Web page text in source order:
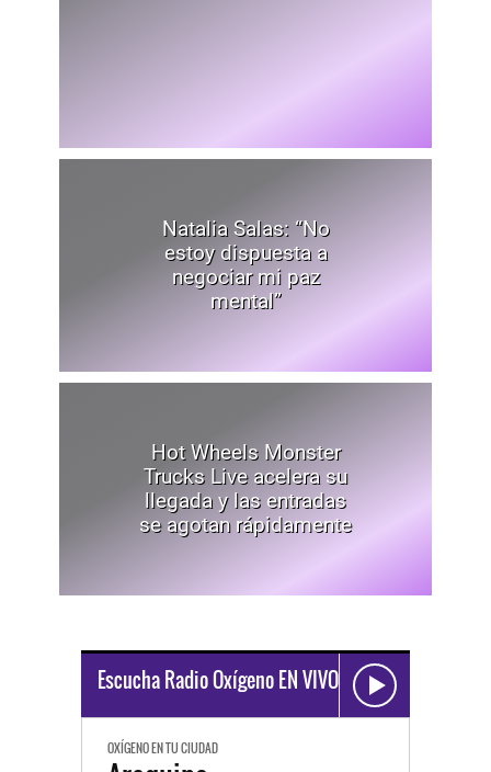
Natalia Salas: “No
estoy dispuesta a
negociar mi paz
mental”
Hot Wheels Monster
Trucks Live acelera su
llegada y las entradas
se agotan rápidamente
Escucha Radio Oxígeno EN VIVO
OXÍGENO EN TU CIUDAD